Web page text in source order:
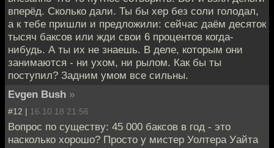
вперёд. Сколько дали. Ты бы хер без соли голодал,
а к тебе пришли и предложили: сейчас даём десяток
тысяч баксов или жди свои 6 процентов когда-
нибудь. А ты их не знаешь. В деле, которым они
занимаются - ни ухом, ни рылом. Как бы ты
поступил? Задним умом все сильны.
Evgen Bush »
#12 | 16.10.18 21:56
Вопрос по существу: 45 000 баксов в год - это
насколько хорошо? Просто у мистер Уолтера Уайта